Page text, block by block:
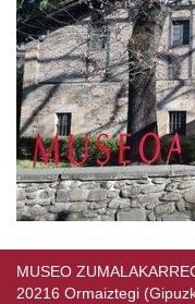
MUSEO
20216 Ormaiztegi